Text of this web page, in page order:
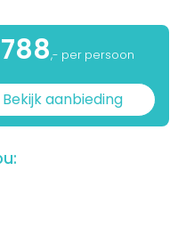
,- per persoon
Bekijk aanbieding